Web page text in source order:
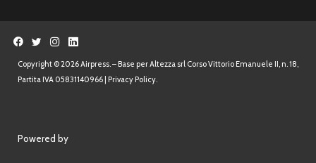
Copyright © 2026 Airpress. – Base per Altezza srl Corso Vittorio Emanuele II, n. 18,
Partita IVA 05831140966 | Privacy Policy.
Powered by